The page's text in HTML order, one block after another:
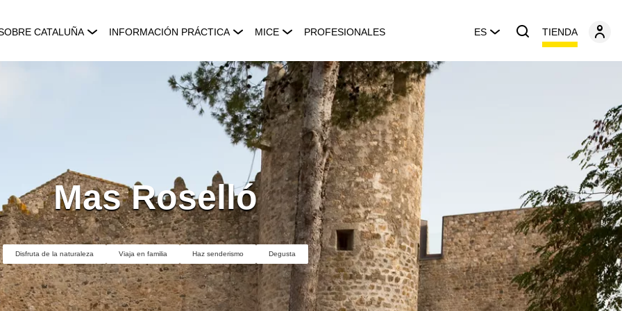
CATALUÑA INFORMACIÓN PRÁCTICA MICE PROFESIONALES ES TIENDA
Mas Roselló
Disfruta de la naturaleza Viaja en familia Haz senderismo Degusta